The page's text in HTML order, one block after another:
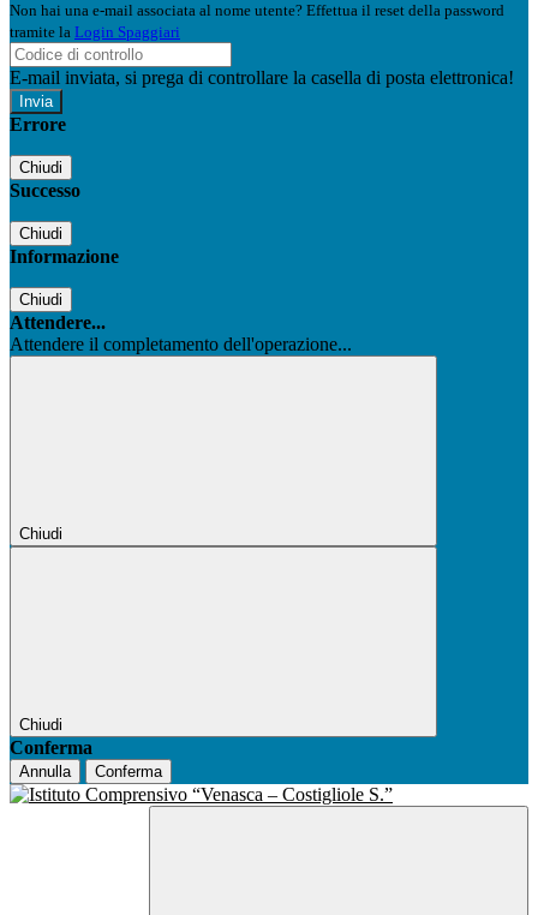
Non hai una e-mail associata al nome utente? Effettua il reset della password
tramite la Login Spaggiari
E-mail inviata, si prega di controllare la casella di posta elettronica!
Errore
Chiudi
Successo
Chiudi
Informazione
Chiudi
Attendere...
Attendere il completamento dell'operazione...
Chiudi
Chiudi
Conferma
Annulla Conferma